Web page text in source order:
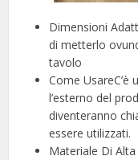
Dimensioni
di metterlo
tavolo
Come
l’esterno del
diventeranno
essere utilizzati.
Materiale Di Alta